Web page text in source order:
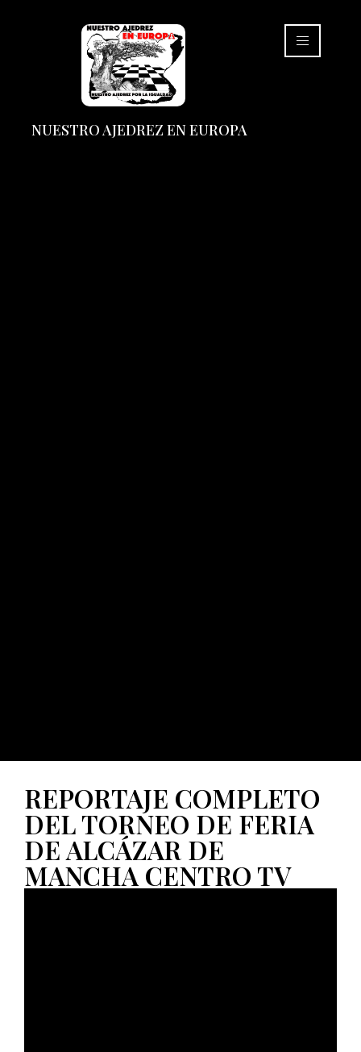
NUESTRO AJEDREZ EN EUROPA
REPORTAJE COMPLETO
DEL TORNEO DE FERIA
DE ALCÁZAR DE
MANCHA CENTRO TV